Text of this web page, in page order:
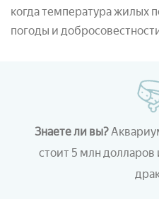
когда температура жилых
погоды и
Знаете ли вы?
стоит 5 млн долларов